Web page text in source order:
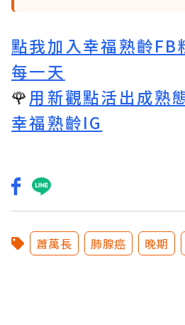
點我加入幸福熟齡FB
每一天
🌹用新觀點活出成熟
幸福熟齡IG
蕭萬長 肺腺癌 晚期